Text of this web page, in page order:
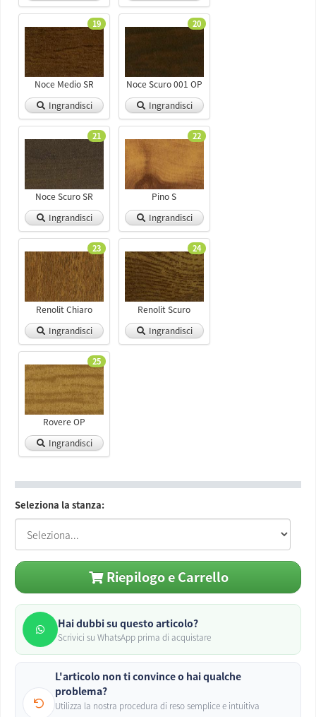
19
Noce Medio SR
Ingrandisci
20
Noce Scuro 001 OP
Ingrandisci
21
Noce Scuro SR
Ingrandisci
22
Pino S
Ingrandisci
23
Renolit Chiaro
Ingrandisci
24
Renolit Scuro
Ingrandisci
25
Rovere OP
Ingrandisci
Seleziona la stanza:
Riepilogo e Carrello
Hai dubbi su questo articolo?
Scrivici su WhatsApp prima di acquistare
L'articolo non ti convince o hai qualche
problema?
Utilizza la nostra procedura di reso semplice e intuitiva